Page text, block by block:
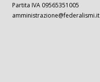
Partita IVA 09565351005
amministrazione@federalismi.it